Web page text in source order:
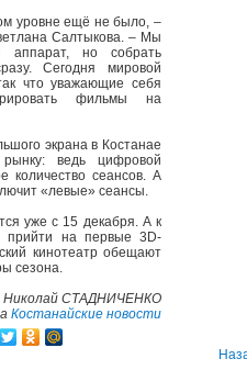
уровне ещё не было, –
Салтыкова. – Мы
аппарат, но собрать
Сегодня мировой
что уважающие себя
фильмы на
экрана в Костанае
ведь цифровой
количество сеансов. А
«левые» сеансы.
уже с 15 декабря. А к
прийти на первые 3D-
кинотеатр обещают
сезона.
Николай СТАДНИЧЕНКО
Костанайские новости